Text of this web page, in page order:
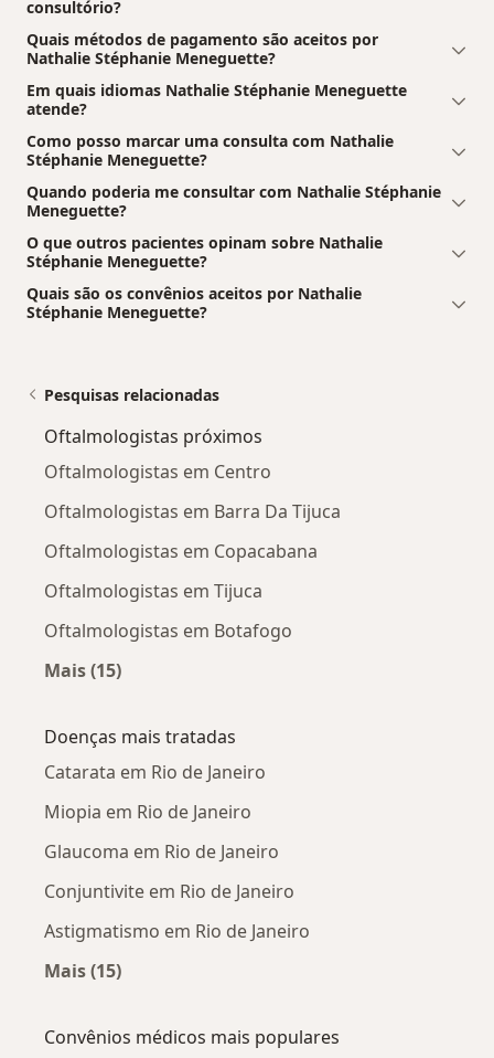
consultório?
Quais métodos de pagamento são aceitos por
Nathalie Stéphanie Meneguette?
Em quais idiomas Nathalie Stéphanie Meneguette
atende?
Como posso marcar uma consulta com Nathalie
Stéphanie Meneguette?
Quando poderia me consultar com Nathalie Stéphanie
Meneguette?
O que outros pacientes opinam sobre Nathalie
Stéphanie Meneguette?
Quais são os convênios aceitos por Nathalie
Stéphanie Meneguette?
Pesquisas relacionadas
Oftalmologistas próximos
Oftalmologistas em Centro
Oftalmologistas em Barra Da Tijuca
Oftalmologistas em Copacabana
Oftalmologistas em Tijuca
Oftalmologistas em Botafogo
Mais (15)
Doenças mais tratadas
Catarata em Rio de Janeiro
Miopia em Rio de Janeiro
Glaucoma em Rio de Janeiro
Conjuntivite em Rio de Janeiro
Astigmatismo em Rio de Janeiro
Mais (15)
Convênios médicos mais populares